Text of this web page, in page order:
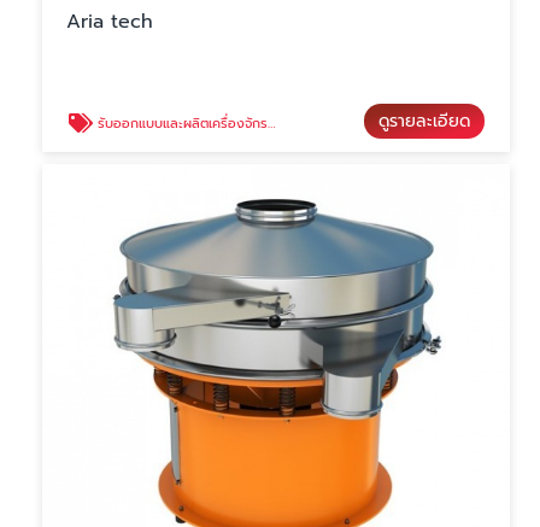
Aria tech
รับออกแบบและผลิตเครื่องจักร ระบบลำเลียงวัสดุ ดูรายละเอียด